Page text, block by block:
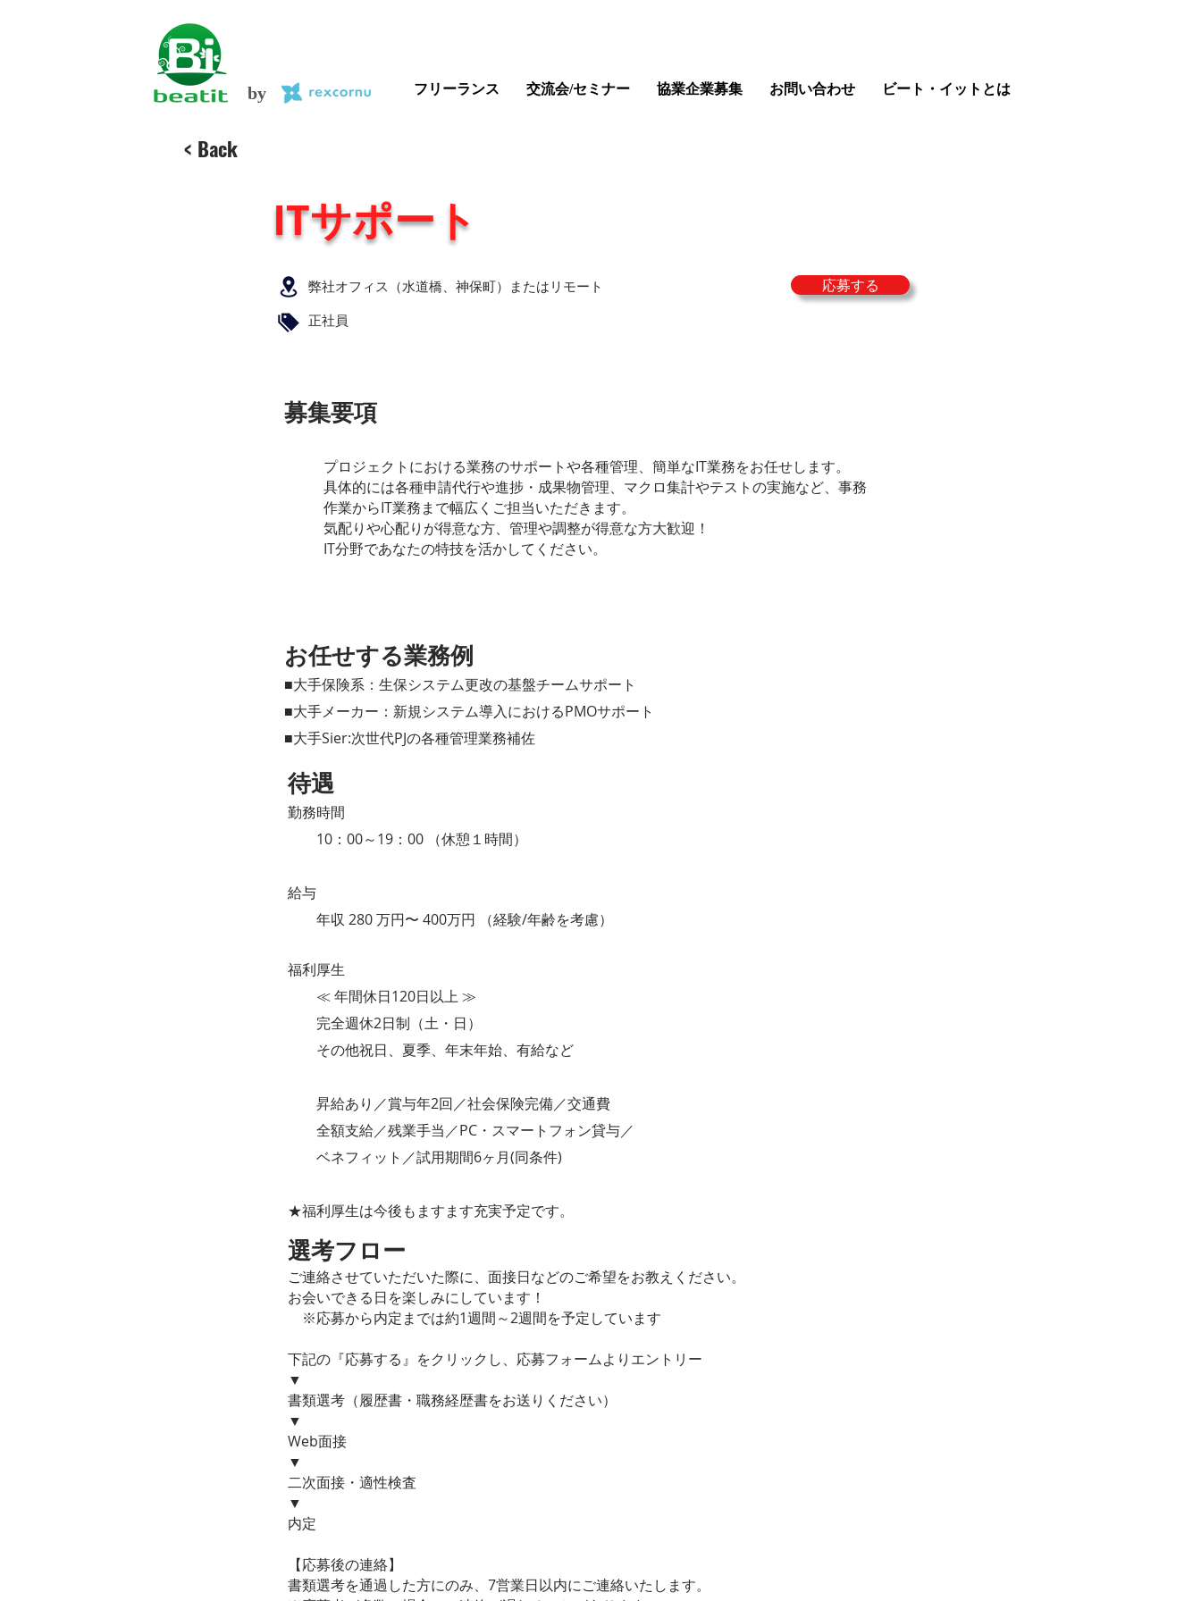
by フリーランス 交流会/セミナー 協業企業募集 お問い合わせ ビート・イットとは
< Back
ITサポート
弊社オフィス（水道橋、神保町）またはリモート
正社員
応募する
​募集要項
プロジェクトにおける業務のサポートや各種管理、簡単なIT業務をお任せします。
具体的には各種申請代行や進捗・成果物管理、マクロ集計やテストの実施など、事務
作業からIT業務まで幅広くご担当いただきます。
気配りや心配りが得意な方、管理や調整が得意な方大歓迎！
IT分野であなたの特技を活かしてください。
​お任せする業務例
■大手保険系：生保システム更改の基盤チームサポート
■大手メーカー：新規システム導入におけるPMOサポート
■大手Sier:次世代PJの各種管理業務補佐
​待遇
勤務時間
10：00～19：00 （休憩１時間）
給与
年収 280 万円〜 400万円 （経験/年齢を考慮）
福利厚生
≪ 年間休日120日以上 ≫
完全週休2日制（土・日）
その他祝日、夏季、年末年始、有給など
昇給あり／賞与年2回／社会保険完備／交通費
全額支給／残業手当／PC・スマートフォン貸与／
ベネフィット／試用期間6ヶ月(同条件)
★福利厚生は今後もますます充実予定です。
​選考フロー
ご連絡させていただいた際に、面接日などのご希望をお教えください。
お会いできる日を楽しみにしています！
※応募から内定までは約1週間～2週間を予定しています
下記の『応募する』をクリックし、応募フォームよりエントリー
▼
書類選考（履歴書・職務経歴書をお送りください）
▼
Web面接
▼
二次面接・適性検査
▼
内定
【応募後の連絡】
書類選考を通過した方にのみ、7営業日以内にご連絡いたします。